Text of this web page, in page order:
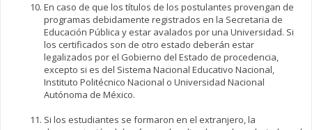
En caso de que los títulos de los postulantes provengan de
programas debidamente registrados en la Secretaria de
Educación Pública y estar avalados por una Universidad. Si
los certificados son de otro estado deberán estar
legalizados por el Gobierno del Estado de procedencia,
excepto si es del Sistema Nacional Educativo Nacional,
Instituto Politécnico Nacional o Universidad Nacional
Autónoma de México.
Si los estudiantes se formaron en el extranjero, la